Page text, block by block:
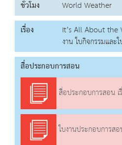
ชั่วโมง
World Weather
เรื่อง
It’s All About the
งาน ใบกิจกรรมและ
สื่อประกอบการสอน
สื่อประกอบการสอน เรื่อ
ใบงานประกอบการสอน เรื่